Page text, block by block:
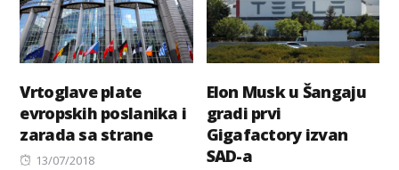
Vrtoglave plate
evropskih poslanika i
zarada sa strane
Posted
13/07/2018
Elon Musk u Šangaju
gradi prvi
Gigafactory izvan
SAD-a